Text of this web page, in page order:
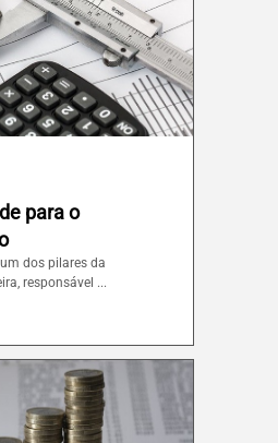
para o
dos pilares da
responsável ...